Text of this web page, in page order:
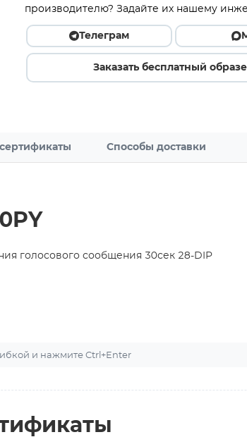
производителю? Задайте их нашему
Телеграм
Заказать бесплатный
Способы доставки
голосового сообщения 30сек 28-DIP
и нажмите Ctrl+Enter